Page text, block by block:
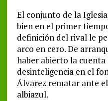
El conjunto de la
bien en el primer
definición del rival le
arco en cero. De
haber abierto la cuenta
desinteligencia en el
Álvarez rematar ante
albiazul.